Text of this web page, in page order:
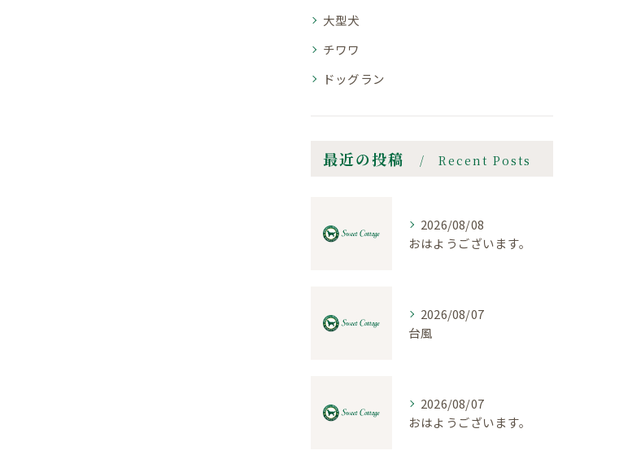
大型犬
チワワ
ドッグラン
最近の投稿 Recent Posts
2026/08/08
おはようございます。
2026/08/07
台風
2026/08/07
おはようございます。